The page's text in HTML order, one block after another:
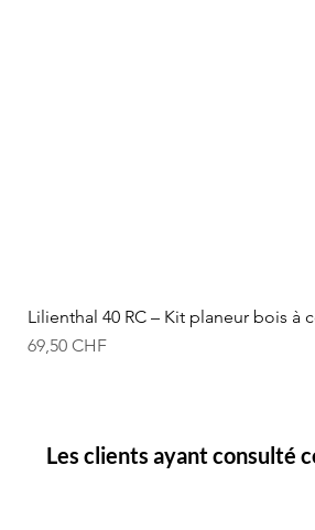
Lilienthal 40 RC – Kit planeur bois à
Prix
69,50 CHF
Les clients ayant consulté